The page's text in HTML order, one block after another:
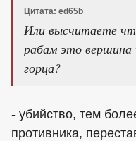
Цитата: ed65b
Или высчитаете
рабам это
горца?
- убийство, тем
противника,